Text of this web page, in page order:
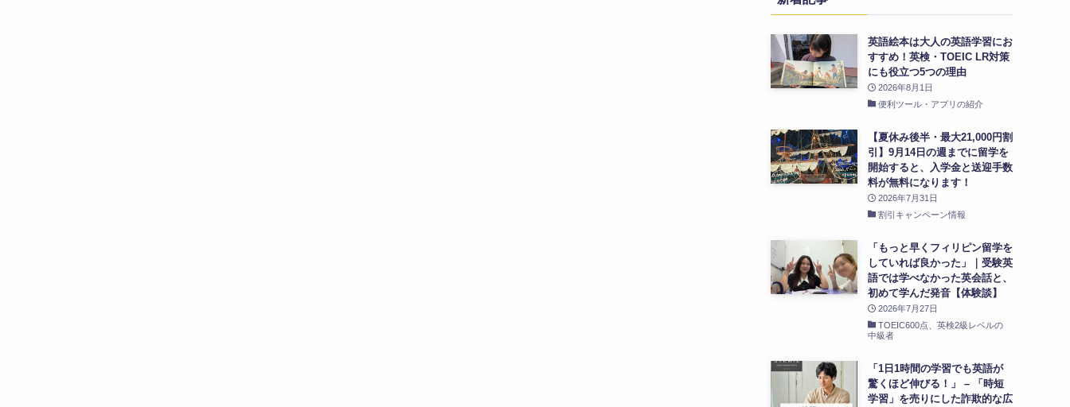
英語絵本は大人の英語学習にお
すすめ！英検・TOEIC LR対策
にも役立つ5つの理由
2026年8月1日
便利ツール・アプリの紹介
【夏休み後半・最大21,000円割
引】9月14日の週までに留学を
開始すると、入学金と送迎手数
料が無料になります！
2026年7月31日
割引キャンペーン情報
「もっと早くフィリピン留学を
していれば良かった」｜受験英
語では学べなかった英会話と、
初めて学んだ発音【体験談】
2026年7月27日
TOEIC600点、英検2級レベルの
中級者
「1日1時間の学習でも英語が
驚くほど伸びる！」 – 「時短
学習」を売りにした詐欺的な広